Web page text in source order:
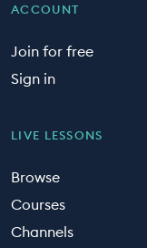
ACCOUNT
Join for free
Sign in
LIVE LESSONS
Browse
Courses
Channels